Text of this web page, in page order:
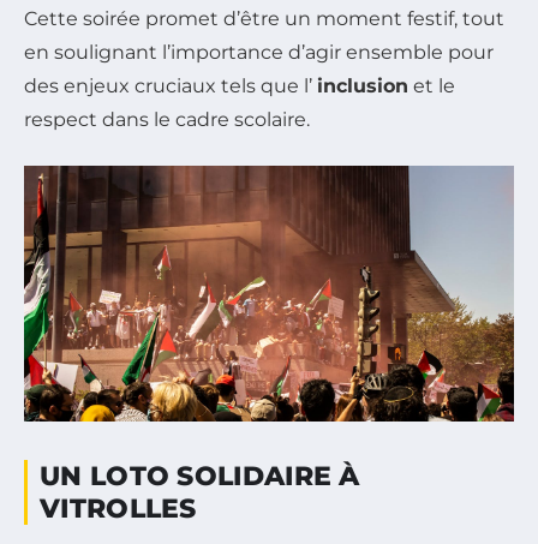
Cette soirée promet d’être un moment festif, tout
en soulignant l’importance d’agir ensemble pour
des enjeux cruciaux tels que l’ inclusion et le
respect dans le cadre scolaire.
UN LOTO SOLIDAIRE À
VITROLLES